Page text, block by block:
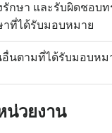
รักษา และรับผิดชอบ
ที่ได้รับมอบหมาย
นตามที่ได้รับมอบหม
น่วยงาน